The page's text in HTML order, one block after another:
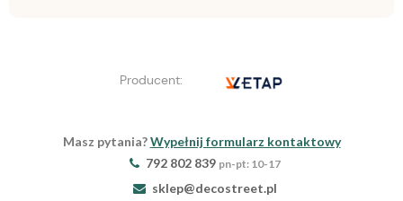
Producent:
Masz pytania?Wypełnij formularz kontaktowy
792 802 839 pn-pt: 10-17
sklep@decostreet.pl